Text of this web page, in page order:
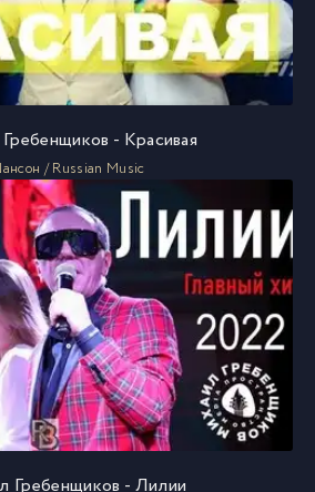
- Красивая
/ Russian Music
Гребенщиков - Лилии